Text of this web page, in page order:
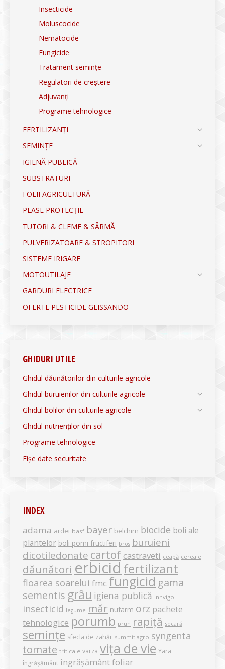
Insecticide
Moluscocide
Nematocide
Fungicide
Tratament semințe
Regulatori de creștere
Adjuvanți
Programe tehnologice
FERTILIZANȚI
SEMINȚE
IGIENĂ PUBLICĂ
SUBSTRATURI
FOLII AGRICULTURĂ
PLASE PROTECȚIE
TUTORI & CLEME & SÂRMĂ
PULVERIZATOARE & STROPITORI
SISTEME IRIGARE
MOTOUTILAJE
GARDURI ELECTRICE
OFERTE PESTICIDE GLISSANDO
GHIDURI UTILE
Ghidul dăunătorilor din culturile agricole
Ghidul buruienilor din culturile agricole
Ghidul bolilor din culturile agricole
Ghidul nutrienților din sol
Programe tehnologice
Fișe date securitate
INDEX
adama ardei basf bayer belchim biocide boli ale
plantelor boli pomi fructiferi bros buruieni
dicotiledonate cartof castraveti ceapă cereale
dăunători erbicid fertilizant
floarea soarelui fmc fungicid gama
sementis grâu igiena publică innvigo
insecticid legume măr nufarm orz pachete
tehnologice porumb prun rapiță secară
semințe sfecla de zahăr summit agro syngenta
tomate triticale varza vița de vie Yara
îngrășământ îngrășământ foliar